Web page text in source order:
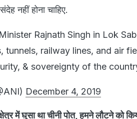
नहीं होना चाहिए.
Rajnath Singh in Lok
tunnels, railway lines, and air
& sovereignty of the
December 4, 2019
में घुसा था चीनी पोत, हमने लौटने को